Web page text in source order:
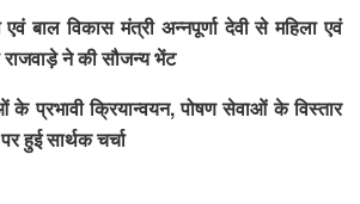
बाल विकास मंत्री अन्नपूर्णा देवी से महिला एवं
राजवाड़े ने की सौजन्य भेंट
प्रभावी क्रियान्वयन, पोषण सेवाओं के विस्तार
हुई सार्थक चर्चा